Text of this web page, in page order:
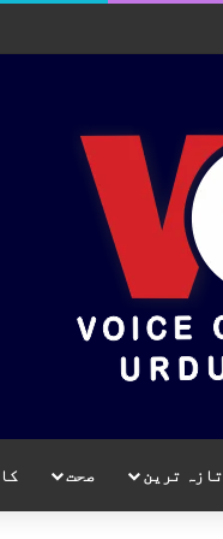
تازہ ترین صحت